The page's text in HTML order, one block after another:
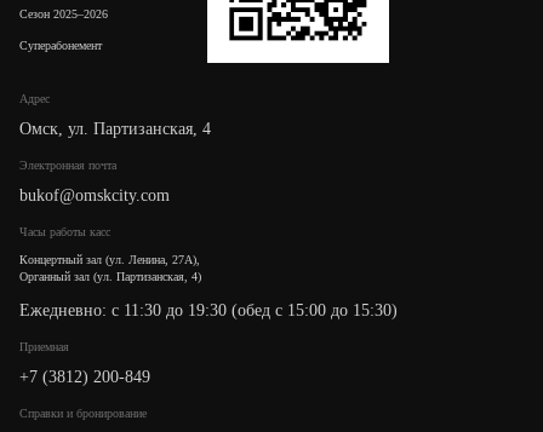
Адрес
Омск, ул. Партизанская, 4
Электронная почта
bukof@omskcity.com
Часы работы касс
Концертный зал (ул. Ленина, 27А),
Органный зал (ул. Партизанская, 4)
Ежедневно: с 11:30 до 19:30 (обед с 15:00 до 15:30)
Приемная
+7 (3812) 200-849
Cправки и бронирование
Сезон 2025–2026
Суперабонемент